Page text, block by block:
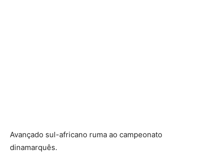
Avançado sul-africano ruma ao campeonato
dinamarquês.